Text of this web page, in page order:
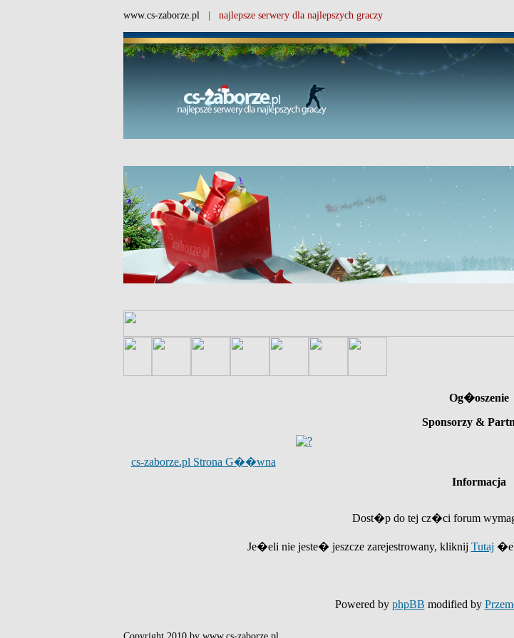
www.cs-zaborze.pl | najlepsze serwery dla najlepszych graczy
Og�oszenie
Sponsorzy &
cs-zaborze.pl Strona G��wna
Informacja
Dost�p do tej cz�ci forum
Je�eli nie jeste� jeszcze zarejestrowany, kliknij Tutaj
Powered by phpBB modified by